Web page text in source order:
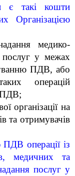
є такі кошти
Організацією
медико-
послуг у межах
ПДВ, або
операцій
ПДВ;
організації на
та отримувачів
операції із
медичних та
послуг у